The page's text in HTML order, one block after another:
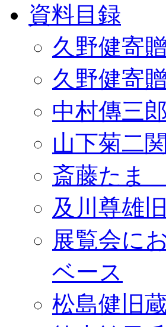
資料目録
久野健寄
久野健寄
中村傳三
山下菊二
斎藤たま
及川尊雄
展覧会に
ベース
松島健旧